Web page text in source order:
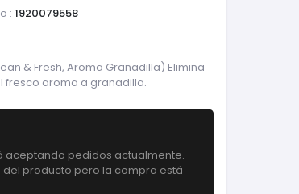
: 1920079558
& Fresh, Aroma Granadilla) Elimina
fresco aroma a granadilla.
aceptando pedidos actualmente.
del producto pero la compra está